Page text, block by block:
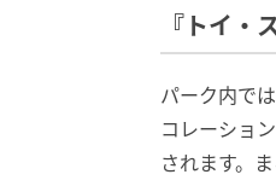
『トイ・
パーク内で
コレーショ
されます。